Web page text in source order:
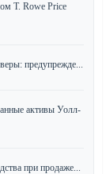
T. Rowe Price
предупрежде...
активы Уолл-
при продаже...